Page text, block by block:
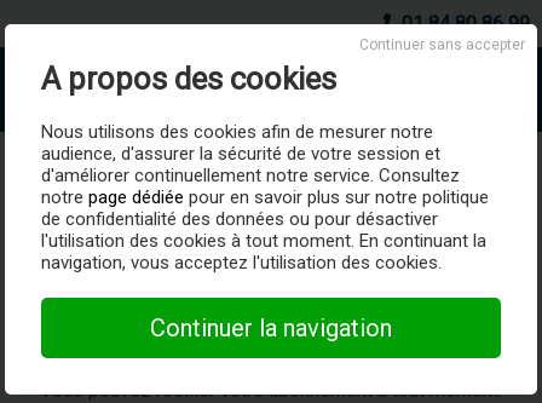
01 84 80 86 99
AboSociete.fr
Comment résilier mon
Abonnement ?
AboSociete.fr est un service par abonnement mensuel
sans engagement de durée.
Il permet d'obtenir des documents professionnels
(extraits KBIS, actes et statuts, comptes annuels...) et la
veille concurrentielle.
Vous pouvez résilier votre abonnement à tout moment.
Continuer sans accepter
A propos des cookies
Nous utilisons des cookies afin de mesurer notre
audience, d'assurer la sécurité de votre session et
d'améliorer continuellement notre service. Consultez
notrepage dédiée pour en savoir plus sur notre politique
de confidentialité des données ou pour désactiver
l'utilisation des cookies à tout moment. En continuant la
navigation, vous acceptez l'utilisation des cookies.
Continuer la navigation